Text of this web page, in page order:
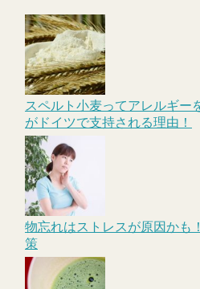
スペルト小麦ってアレルギー
がドイツで支持される理由！
物忘れはストレスが原因かも
策